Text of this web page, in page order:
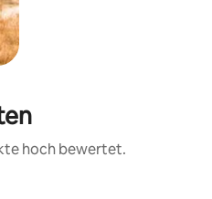
hoch bewertet.